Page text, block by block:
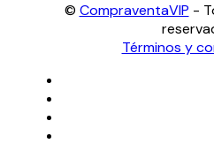
© CompraventaVIP -
Términos y